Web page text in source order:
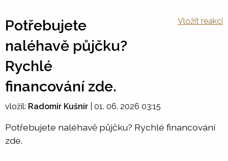
Potřebujete
naléhavě půjčku?
Rychlé
financování zde.
Vložit reakci
vložil: Radomir Kušnír 01. 06. 2026 03:15
Potřebujete naléhavě půjčku? Rychlé financování
zde.